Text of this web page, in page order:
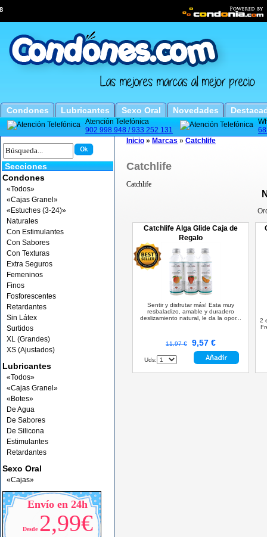
Condones Lubricantes Sexo Oral Novedades
Atención Telefónica
902 998 948 / 933 252 131
Secciones
Condones
«Todos»
«Cajas Granel»
«Estuches (3-24)»
Naturales
Con Estimulantes
Con Sabores
Con Texturas
Extra Seguros
Femeninos
Finos
Fosforescentes
Retardantes
Sin Látex
Surtidos
XL (Grandes)
XS (Ajustados)
Lubricantes
«Todos»
«Cajas Granel»
«Botes»
De Agua
De Sabores
De Silicona
Estimulantes
Retardantes
Sexo Oral
«Cajas»
Envío en 24h
Desde 2,99€
Inicio » Marcas » Catchlife
Catchlife
Catchlife
Catchlife Alga Glide Caja de
Regalo
Sentir y disfrutar más! Esta muy
resbaladizo, amable y duradero
deslizamiento natural, le da la opor...
11,97 € 9,57 €
Uds:
2